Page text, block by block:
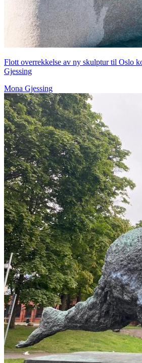
Flott overrekkelse av ny skulptur til Oslo
Gjessing
Mona Gjessing